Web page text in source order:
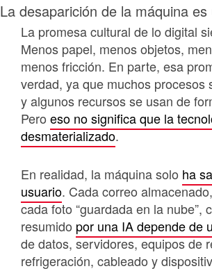
La desaparición de la máquina es
La promesa cultural de lo digital
Menos papel, menos objetos,
menos fricción. En parte, esa
verdad, ya que muchos procesos
y algunos recursos se usan de
Pero eso no significa que la
desmaterializado.
En realidad, la máquina solo ha
usuario. Cada correo
cada foto “guardada en la nube”,
resumido por una IA depende de
de datos, servidores, equipos de
refrigeración, cableado y